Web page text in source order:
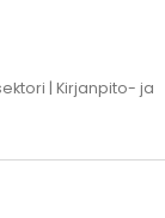
| Kirjanpito- ja